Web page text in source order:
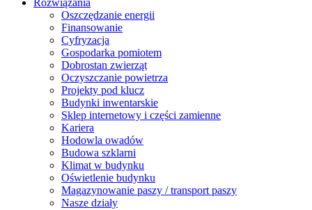
Rozwiązania
​Oszczędzanie energii
Finansowanie
Cyfryzacja
Gospodarka pomiotem
Dobrostan zwierząt
Oczyszczanie powietrza
Projekty pod klucz
Budynki inwentarskie
Sklep internetowy i części zamienne
Kariera
Hodowla owadów
Budowa szklarni
Klimat w budynku
Oświetlenie budynku
Magazynowanie paszy / transport paszy
Nasze działy